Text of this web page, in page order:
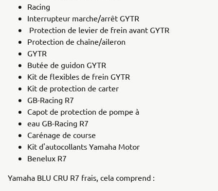
Racing
Interrupteur marche/arrêt GYTR
Protection de levier de frein avant GYTR
Protection de chaîne/aileron
GYTR
Butée de guidon GYTR
Kit de flexibles de frein GYTR
Kit de protection de carter
GB-Racing R7
Capot de protection de pompe à
eau GB-Racing R7
Carénage de course
Kit d'autocollants Yamaha Motor
Benelux R7
Yamaha BLU CRU R7 frais, cela comprend :